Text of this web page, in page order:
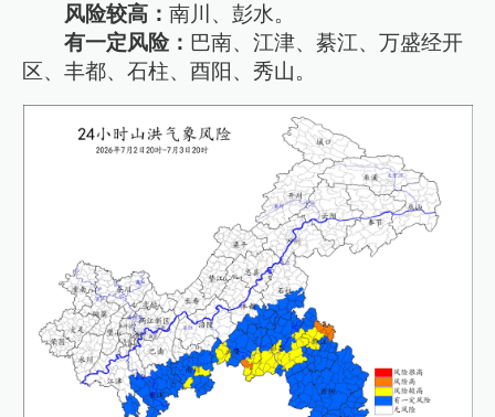
风险较高：南川、彭水。
有一定风险： 巴南、江津、綦江、万盛经开
区、丰都、石柱、酉阳、秀山。